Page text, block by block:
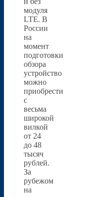
модуля
LTE. В
России
на
момент
подготовки
обзора
устройство
можно
приобрести
с
весьма
широкой
вилкой
от 24
до 48
тысяч
рублей.
За
рубежом
на